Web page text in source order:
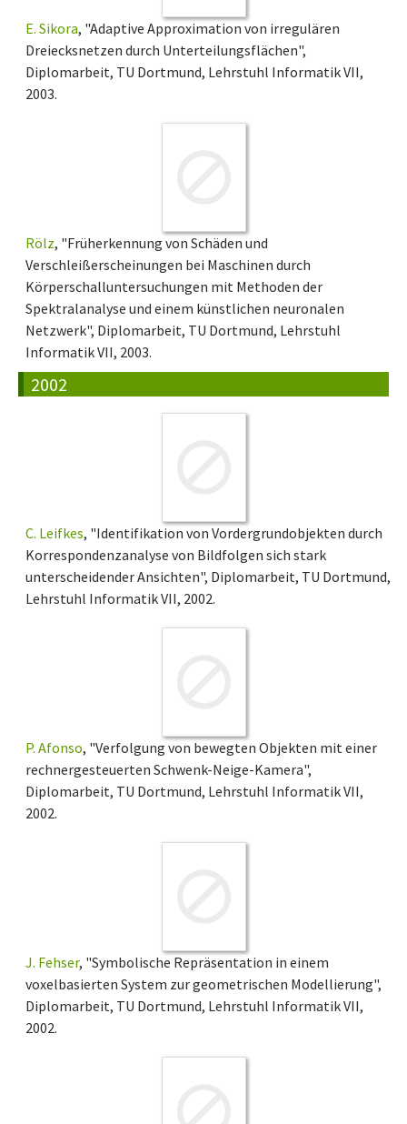
E. Sikora, "Adaptive Approximation von irregulären
Dreiecksnetzen durch Unterteilungsflächen",
Diplomarbeit, TU Dortmund, Lehrstuhl Informatik VII,
2003.
Rölz, "Früherkennung von Schäden und
Verschleißerscheinungen bei Maschinen durch
Körperschalluntersuchungen mit Methoden der
Spektralanalyse und einem künstlichen neuronalen
Netzwerk", Diplomarbeit, TU Dortmund, Lehrstuhl
Informatik VII, 2003.
2002
C. Leifkes, "Identifikation von Vordergrundobjekten durch
Korrespondenzanalyse von Bildfolgen sich stark
unterscheidender Ansichten", Diplomarbeit, TU Dortmund,
Lehrstuhl Informatik VII, 2002.
P. Afonso, "Verfolgung von bewegten Objekten mit einer
rechnergesteuerten Schwenk-Neige-Kamera",
Diplomarbeit, TU Dortmund, Lehrstuhl Informatik VII,
2002.
J. Fehser, "Symbolische Repräsentation in einem
voxelbasierten System zur geometrischen Modellierung",
Diplomarbeit, TU Dortmund, Lehrstuhl Informatik VII,
2002.